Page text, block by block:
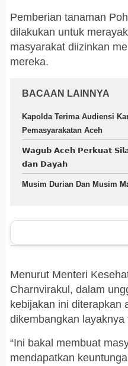
Pemberian tanaman
dilakukan untuk
masyarakat diizinkan
mereka.
BACAAN LAINNYA
Kapolda Terima Audiensi
Pemasyarakatan Aceh
𝗪𝗮𝗴𝘂𝗯 𝗔𝗰𝗲𝗵 𝗣𝗲𝗿𝗸𝘂𝗮𝘁
𝗱𝗮𝗻 𝗗𝗮𝘆𝗮𝗵
Musim Durian Dan Musim
Menurut Menteri
Charnvirakul, dalam
kebijakan ini diterapkan
dikembangkan
“Ini bakal membuat
mendapatkan